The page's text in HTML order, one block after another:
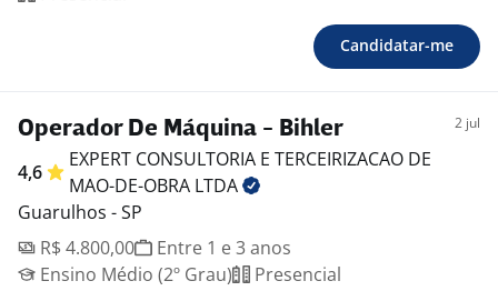
Candidatar-me
Operador De Máquina - Bihler 2 jul
4,6
EXPERT CONSULTORIA E TERCEIRIZACAO DE
MAO-DE-OBRA LTDA
Guarulhos - SP
R$ 4.800,00
Entre 1 e 3 anos
Ensino Médio (2º Grau)
Presencial